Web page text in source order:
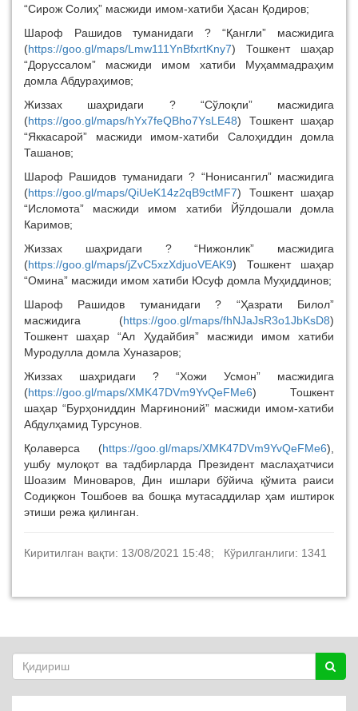
“Сирож Солиҳ” масжиди имом-хатиби Ҳасан Қодиров;
Шароф Рашидов туманидаги ? “Қангли” масжидига
(https://goo.gl/maps/Lmw111YnBfxrtKny7) Тошкент шаҳар
“Доруссалом” масжиди имом хатиби Муҳаммадраҳим
домла Абдураҳимов;
Жиззах шаҳридаги ? “Сўлоқли” масжидига
(https://goo.gl/maps/hYx7feQBho7YsLE48) Тошкент шаҳар
“Яккасарой” масжиди имом-хатиби Салоҳиддин домла
Ташанов;
Шароф Рашидов туманидаги ? “Нонисангил” масжидига
(https://goo.gl/maps/QiUeK14z2qB9ctMF7) Тошкент шаҳар
“Исломота” масжиди имом хатиби Йўлдошали домла
Каримов;
Жиззах шаҳридаги ? “Нижонлик” масжидига
(https://goo.gl/maps/jZvC5xzXdjuoVEAK9) Тошкент шаҳар
“Омина” масжиди имом хатиби Юсуф домла Муҳиддинов;
Шароф Рашидов туманидаги ? “Ҳазрати Билол”
масжидига (https://goo.gl/maps/fhNJaJsR3o1JbKsD8)
Тошкент шаҳар “Ал Ҳудайбия” масжиди имом хатиби
Муродулла домла Хуназаров;
Жиззах шаҳридаги ? “Хожи Усмон” масжидига
(https://goo.gl/maps/XMK47DVm9YvQeFMe6) Тошкент
шаҳар “Бурҳониддин Марғиноний” масжиди имом-хатиби
Абдулҳамид Турсунов.
Қолаверса (https://goo.gl/maps/XMK47DVm9YvQeFMe6),
ушбу мулоқот ва тадбирларда Президент маслаҳатчиси
Шоазим Миноваров, Дин ишлари бўйича қўмита раиси
Содиқжон Тошбоев ва бошқа мутасаддилар ҳам иштирок
этиши режа қилинган.
Киритилган вақти: 13/08/2021 15:48; Кўрилганлиги: 1341